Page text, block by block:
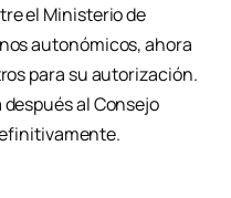
el Ministerio de
autonómicos, ahora
para su autorización.
al Consejo